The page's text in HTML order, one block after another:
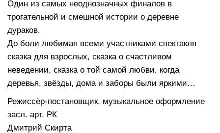
Один из самых неоднозначных финалов в
трогательной и смешной истории о деревне
дураков.
До боли любимая всеми участниками спектакля
сказка для взрослых, сказка о счастливом
неведении, сказка о той самой любви, когда
деревья, звёзды, дома и заборы были яркими…
Режиссёр-постановщик, музыкальное оформление
засл. арт. РК
Дмитрий Скирта